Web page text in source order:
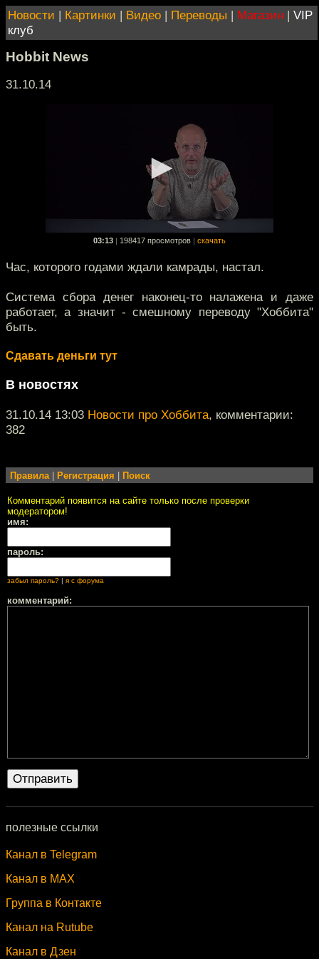
Новости | Картинки | Видео | Переводы | Магазин | VIP
клуб
Hobbit News
31.10.14
03:13 198417 просмотров скачать
Час, которого годами ждали камрады, настал.
Система сбора денег наконец-то налажена и даже
работает, а значит - смешному переводу "Хоббита"
быть.
Сдавать деньги тут
В новостях
31.10.14 13:03 Новости про Хоббита, комментарии:
382
Правила| Регистрация Поиск
Комментарий появится на сайте только после проверки
модератором!
имя:
пароль:
забыл пароль? я с форума
комментарий:
полезные ссылки
Канал в Telegram
Канал в MAX
Группа в Контакте
Канал на Rutube
Канал в Дзен